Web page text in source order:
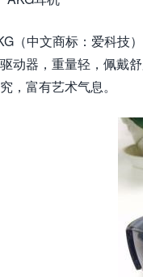
（中文商标：爱科技
动器，重量轻，佩戴
，富有艺术气息。